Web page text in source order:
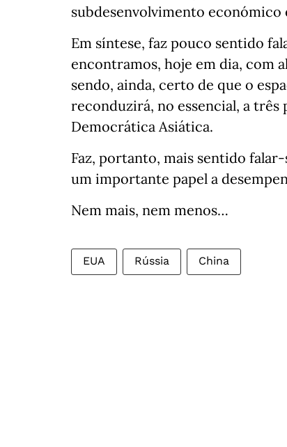
subdesenvolvimento económico
Em síntese, faz pouco sentido
encontramos, hoje em dia, com
sendo, ainda, certo de que o
reconduzirá, no essencial, a três
Democrática Asiática.
Faz, portanto, mais sentido
um importante papel a
Nem mais, nem menos…
EUA Rússia China